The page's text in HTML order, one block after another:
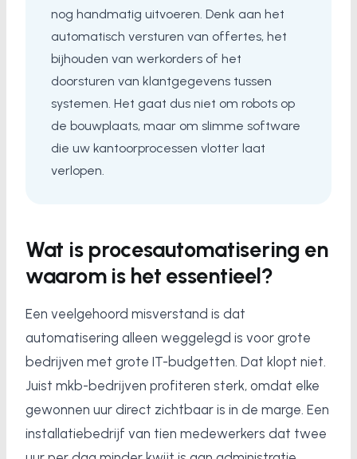
nog handmatig uitvoeren. Denk aan het
automatisch versturen van offertes, het
bijhouden van werkorders of het
doorsturen van klantgegevens tussen
systemen. Het gaat dus niet om robots op
de bouwplaats, maar om slimme software
die uw kantoorprocessen vlotter laat
verlopen.
Wat is procesautomatisering en
waarom is het essentieel?
Een veelgehoord misverstand is dat
automatisering alleen weggelegd is voor grote
bedrijven met grote IT-budgetten. Dat klopt niet.
Juist mkb-bedrijven profiteren sterk, omdat elke
gewonnen uur direct zichtbaar is in de marge. Een
installatiebedrijf van tien medewerkers dat twee